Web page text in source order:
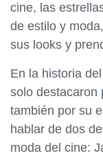
cine, las
de estilo y
sus looks y
En la historia
solo destacaron
también por su
hablar de dos
moda del cine: